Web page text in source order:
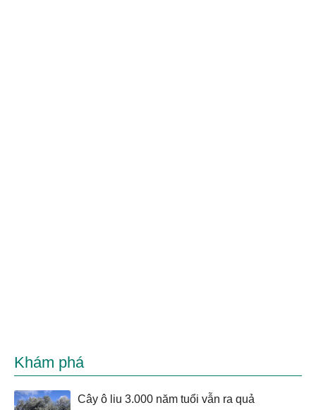
Khám phá
Cây ô liu 3.000 năm tuổi vẫn ra quả